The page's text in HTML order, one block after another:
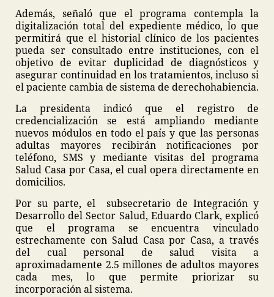
Además, señaló que el programa contempla la
digitalización total del expediente médico, lo que
permitirá que el historial clínico de los pacientes
pueda ser consultado entre instituciones, con el
objetivo de evitar duplicidad de diagnósticos y
asegurar continuidad en los tratamientos, incluso si
el paciente cambia de sistema de derechohabiencia.
La presidenta indicó que el registro de
credencialización se está ampliando mediante
nuevos módulos en todo el país y que las personas
adultas mayores recibirán notificaciones por
teléfono, SMS y mediante visitas del programa
Salud Casa por Casa, el cual opera directamente en
domicilios.
Por su parte, el subsecretario de Integración y
Desarrollo del Sector Salud, Eduardo Clark, explicó
que el programa se encuentra vinculado
estrechamente con Salud Casa por Casa, a través
del cual personal de salud visita a
aproximadamente 2.5 millones de adultos mayores
cada mes, lo que permite priorizar su
incorporación al sistema.